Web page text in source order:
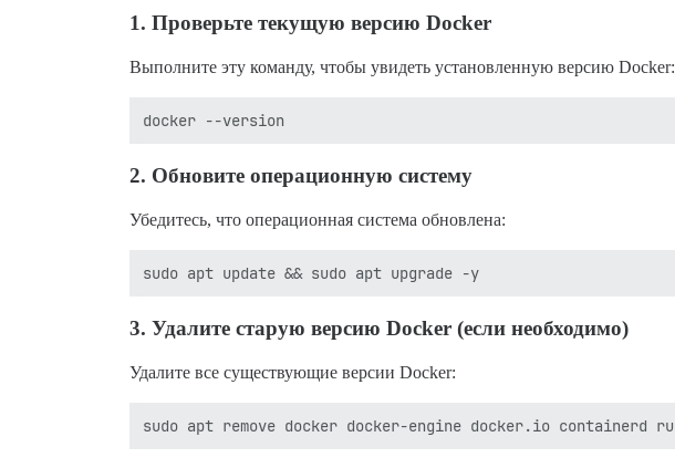
1. Проверьте текущую версию Docker
Выполните эту команду, чтобы увидеть установленную версию Docker:
2. Обновите операционную систему
Убедитесь, что операционная система обновлена:
3. Удалите старую версию Docker (если необходимо)
Удалите все существующие версии Docker: